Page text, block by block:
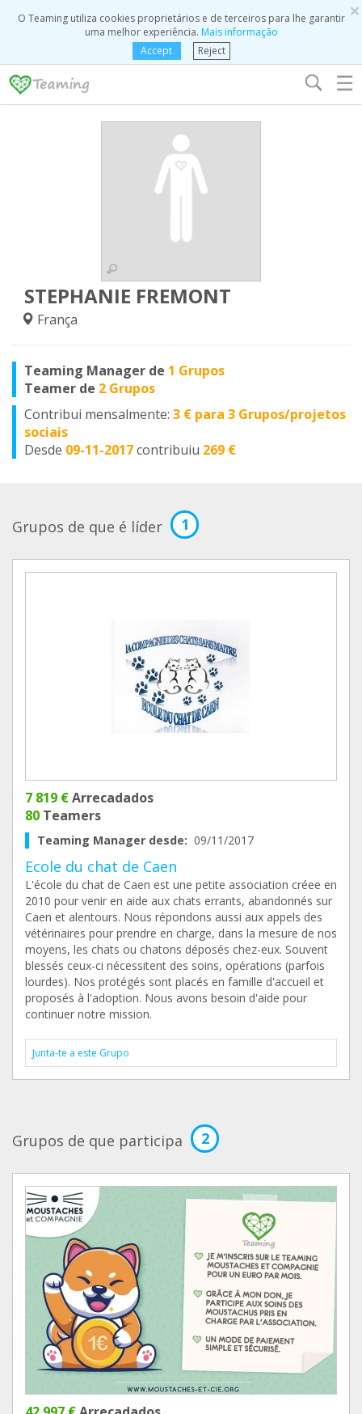
×
O Teaming utiliza cookies proprietários e de terceiros para lhe garantir
uma melhor experiência. Mais informação
Accept
Reject
☰
STEPHANIE FREMONT
França
Teaming Manager de 1 Grupos
Teamer de 2 Grupos
Contribui mensalmente: 3 € para 3 Grupos/projetos
sociais
Desde 09-11-2017contribuiu 269 €
Grupos de que é líder 1
7 819 €Arrecadados
80 Teamers
Teaming Manager desde: 09/11/2017
Ecole du chat de Caen
L'école du chat de Caen est une petite association créee en
2010 pour venir en aide aux chats errants, abandonnés sur
Caen et alentours. Nous répondons aussi aux appels des
vétérinaires pour prendre en charge, dans la mesure de nos
moyens, les chats ou chatons déposés chez-eux. Souvent
blessés ceux-ci nécessitent des soins, opérations (parfois
lourdes). Nos protégés sont placés en famille d'accueil et
proposés à l'adoption. Nous avons besoin d'aide pour
continuer notre mission.
Junta-te a este Grupo
Grupos de que participa 2